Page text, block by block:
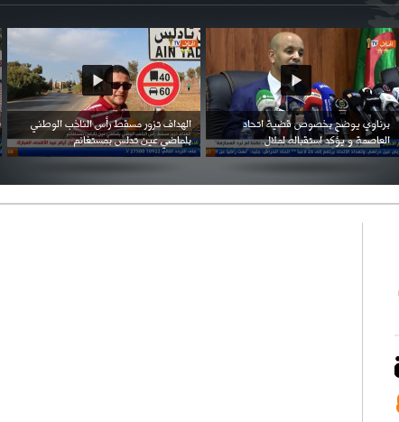
بن زيمة ... كرم كروي قابله لإنتقام عرقي .
احتفال السفارة السعودية في الجزائر بالعيد
الوطني للمملكة